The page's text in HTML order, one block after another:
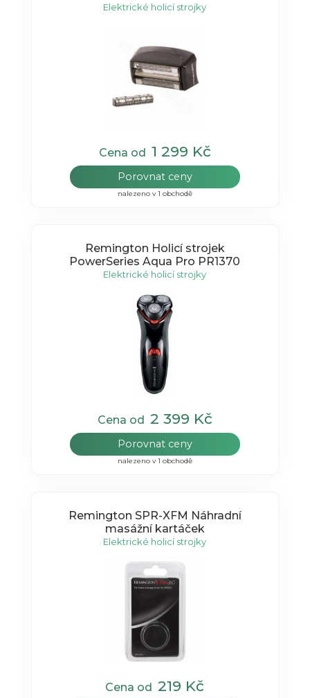
Elektrické holicí strojky
Cena od 1 299 Kč
Porovnat ceny
nalezeno v 1 obchodě
Remington Holicí strojek
PowerSeries Aqua Pro PR1370
Elektrické holicí strojky
Cena od 2 399 Kč
Porovnat ceny
nalezeno v 1 obchodě
Remington SPR-XFM Náhradní
masážní kartáček
Elektrické holicí strojky
Cena od219 Kč